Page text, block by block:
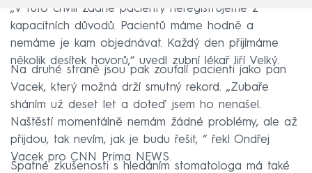
„V tuto chvíli žádné pacienty neregistrujeme z
kapacitních důvodů. Pacientů máme hodně a
nemáme je kam objednávat. Každý den přijímáme
několik desítek hovorů,“ uvedl zubní lékař Jiří Velký.
Na druhé straně jsou pak zoufalí pacienti jako pan
Vacek, který možná drží smutný rekord. „Zubaře
sháním už deset let a doteď jsem ho nenašel.
Naštěstí momentálně nemám žádné problémy, ale až
přijdou, tak nevím, jak je budu řešit, “ řekl Ondřej
Vacek pro CNN Prima NEWS.
Špatné zkušenosti s hledáním stomatologa má také